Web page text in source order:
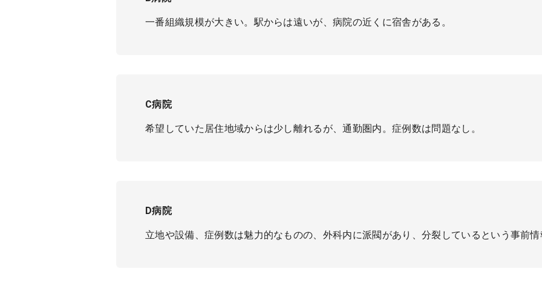
一番組織規模が大きい。駅からは遠いが、病院の近くに宿舎がある。
C病院
希望していた居住地域からは少し離れるが、通勤圏内。症例数は問題なし。
D病院
立地や設備、症例数は魅力的なものの、外科内に派閥があり、分裂しているという事前